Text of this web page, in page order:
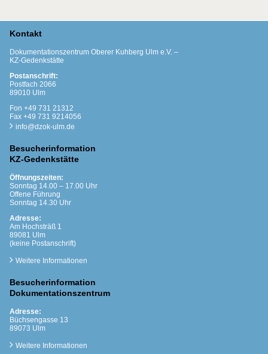
Kontakt
Dokumentationszentrum Oberer Kuhberg Ulm e.V. –
KZ-Gedenkstätte
Postanschrift:
Postfach 2066
89010 Ulm
Fon +49 731 21312
Fax +49 731 9214056
info@dzok-ulm.de
Besucherinformation
KZ-Gedenkstätte
Öffnungszeiten:
Sonntag 14.00 – 17.00 Uhr
Offene Führung
Sonntag 14.30 Uhr
Adresse:
Am Hochsträß 1
89081 Ulm
(keine Postanschrift)
Weitere Informationen
Besucherinformation
Dokumentationszentrum
Adresse:
Büchsengasse 13
89073 Ulm
Weitere Informationen